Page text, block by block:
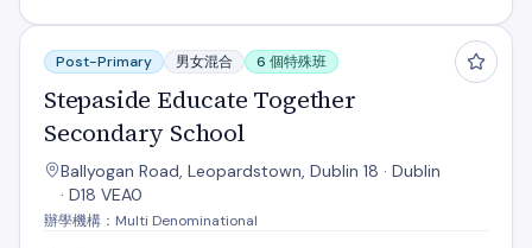
Stepaside Educate Together Secondary School
Post-Primary 男女混合 6 個特殊班
Stepaside Educate Together
Secondary School
Ballyogan Road, Leopardstown, Dublin 18 · Dublin
· D18 VEA0
辦學機構：Multi Denominational